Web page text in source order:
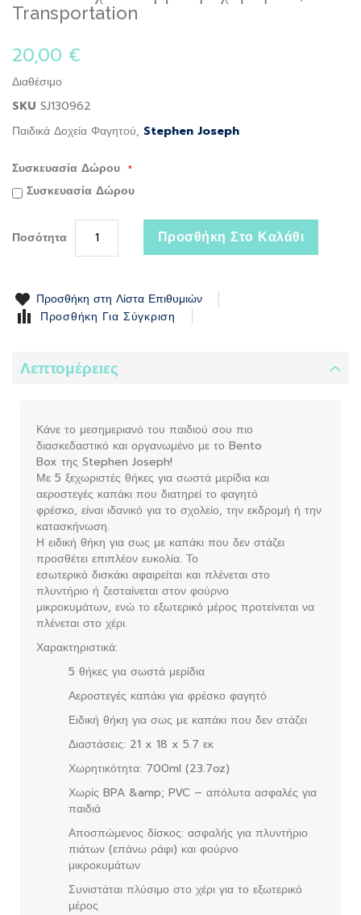
Transportation
20,00 €
Διαθέσιμο
SKU SJ130962
Παιδικά Δοχεία Φαγητού, Stephen Joseph
Συσκευασία Δώρου
Συσκευασία Δώρου
Ποσότητα Προσθήκη Στο Καλάθι
Προσθήκη στη Λίστα Επιθυμιών
Προσθήκη Για Σύγκριση
Λεπτομέρειες
Κάνε το μεσημεριανό του παιδιού σου πιο
διασκεδαστικό και οργανωμένο με το Bento
Box της Stephen Joseph!
Με 5 ξεχωριστές θήκες για σωστά μερίδια και
αεροστεγές καπάκι που διατηρεί το φαγητό
φρέσκο, είναι ιδανικό για το σχολείο, την εκδρομή ή την
κατασκήνωση.
Η ειδική θήκη για σως με καπάκι που δεν στάζει
προσθέτει επιπλέον ευκολία. Το
εσωτερικό δισκάκι αφαιρείται και πλένεται στο
πλυντήριο ή ζεσταίνεται στον φούρνο
μικροκυμάτων, ενώ το εξωτερικό μέρος προτείνεται να
πλένεται στο χέρι.
Χαρακτηριστικά:
5 θήκες για σωστά μερίδια
Αεροστεγές καπάκι για φρέσκο φαγητό
Ειδική θήκη για σως με καπάκι που δεν στάζει
Διαστάσεις: 21 x 18 x 5.7 εκ
Χωρητικότητα: 700ml (23.7oz)
Χωρίς BPA &amp; PVC – απόλυτα ασφαλές για
παιδιά
Αποσπώμενος δίσκος: ασφαλής για πλυντήριο
πιάτων (επάνω ράφι) και φούρνο
μικροκυμάτων
Συνιστάται πλύσιμο στο χέρι για το εξωτερικό
μέρος
to
the
of
images
gallery